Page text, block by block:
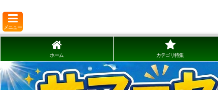
メニュー
ホーム カテゴリ特集